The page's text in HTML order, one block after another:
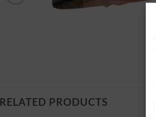
RELATED PRODUCTS